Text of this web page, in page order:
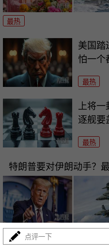
最热
美国踏
怕一个
最热
上将
逐舰要
最热
特朗普要对伊朗动手？
最热 点评一下